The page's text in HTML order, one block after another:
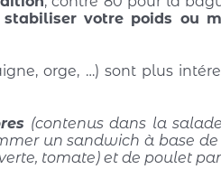
votre poids ou
orge, …) sont plus
(contenus dans la
un sandwich à base
tomate) et de poulet